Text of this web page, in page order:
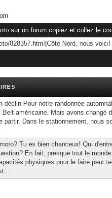
sur un forum copiez et collez le
Pour notre randonnée
américaine. Mais avons changé
partir. Dans le stationnement, nous
Tu es bien chanceux! Qui
En fait, presque tout le
physiques pour le faire peut